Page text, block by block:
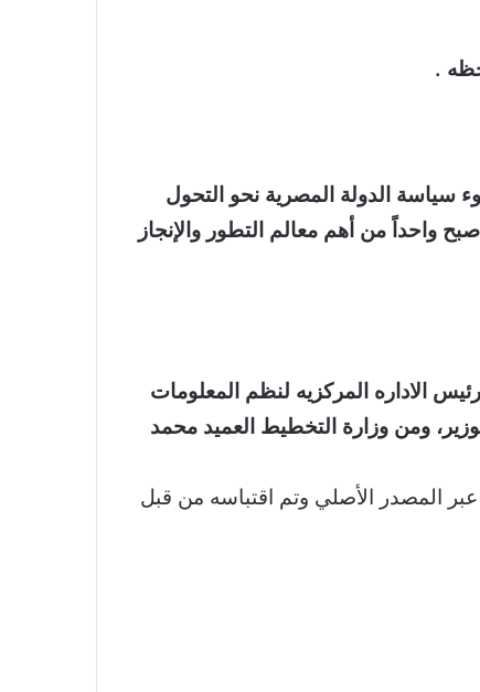
.
سياسة الدولة المصرية نحو التحول
واحداً من أهم معالم التطور والإنجاز
الاداره المركزيه لنظم المعلومات
ومن وزارة التخطيط العميد محمد
عبر المصدر الأصلي وتم اقتباسه من قبل